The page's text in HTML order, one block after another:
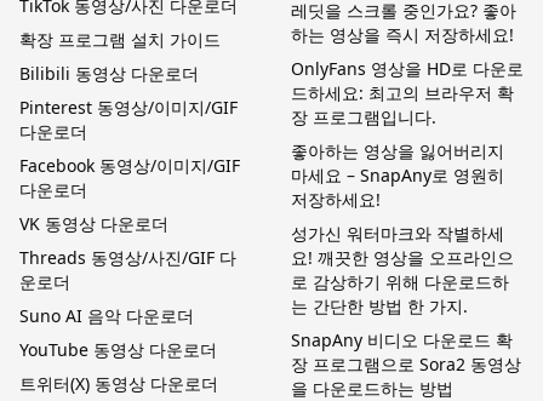
TikTok 동영상/사진 다운로더
확장 프로그램 설치 가이드
Bilibili 동영상 다운로더
Pinterest 동영상/이미지/GIF
다운로더
Facebook 동영상/이미지/GIF
다운로더
VK 동영상 다운로더
Threads 동영상/사진/GIF 다
운로더
Suno AI 음악 다운로더
YouTube 동영상 다운로더
트위터(X) 동영상 다운로더
레딧을 스크롤 중인가요? 좋아
하는 영상을 즉시 저장하세요!
OnlyFans 영상을 HD로 다운로
드하세요: 최고의 브라우저 확
장 프로그램입니다.
좋아하는 영상을 잃어버리지
마세요 – SnapAny로 영원히
저장하세요!
성가신 워터마크와 작별하세
요! 깨끗한 영상을 오프라인으
로 감상하기 위해 다운로드하
는 간단한 방법 한 가지.
SnapAny 비디오 다운로드 확
장 프로그램으로 Sora2 동영상
을 다운로드하는 방법